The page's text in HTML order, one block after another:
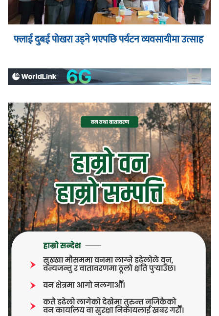
फ्लाई दुबई पोखरा उड्ने भएपछि पर्यटन व्यवसायीमा उत्साह